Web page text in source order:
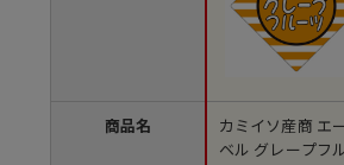
商品名
カミイソ産商 エ
ベル グレープフ